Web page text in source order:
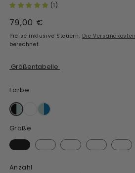
(1)
Regulärer
Preis
79,00 €
Preise inklusive Steuern. Die Versandkosten
berechnet.
Größentabelle
Farbe
Größe
Anzahl